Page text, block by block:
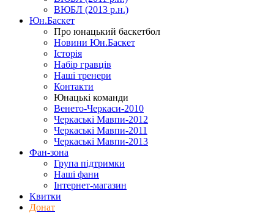
ВЮБЛ (2013 р.н.)
Юн.Баскет
Про юнацький баскетбол
Новини Юн.Баскет
Історія
Набір гравців
Наші тренери
Контакти
Юнацькі команди
Венето-Черкаси-2010
Черкаські Мавпи-2012
Черкаські Мавпи-2011
Черкаські Мавпи-2013
Фан-зона
Група підтримки
Наші фани
Інтернет-магазин
Квитки
Донат